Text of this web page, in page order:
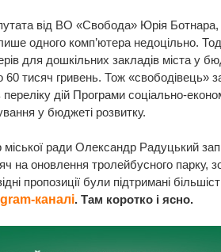
від ВО «Свобода» Юрія Ботнара,
одного комп’ютера недоцільно.
для дошкільних закладів міста у
60 тисяч гривень. Тож «свободівець»
переліку дій Програми соціально-
у бюджеті розвитку.
міської ради Олександр Радуцький
на оновлення тролейбусного парку,
пропозиції були підтримані
каналі. Там коротко і ясно.